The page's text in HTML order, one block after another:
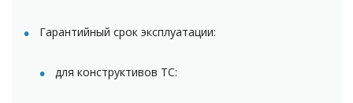
Гарантийный срок эксплуатации:
для конструктивов ТС: